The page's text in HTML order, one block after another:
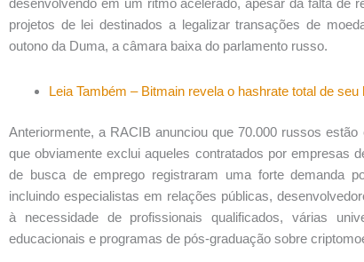
desenvolvendo em um ritmo acelerado, apesar da falta de
projetos de lei destinados a legalizar transações de
outono da Duma, a câmara baixa do parlamento russo.
Leia Também – Bitmain revela o hashrate total de
Anteriormente, a RACIB anunciou que 70.000 russos
que obviamente exclui aqueles contratados por empresas
de busca de emprego registraram uma forte demanda
incluindo especialistas em relações públicas,
à necessidade de profissionais qualificados, várias
educacionais e programas de pós-graduação sobre